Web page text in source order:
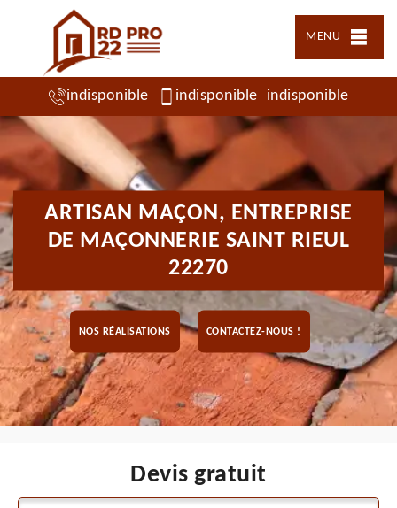
MENU
indisponible indisponible indisponible
ARTISAN MAÇON, ENTREPRISE
DE MAÇONNERIE SAINT RIEUL
22270
NOS RÉALISATIONS CONTACTEZ-NOUS !
Devis gratuit